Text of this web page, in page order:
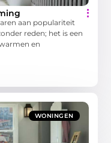
aan populariteit
reden; het is een
en
WONINGEN